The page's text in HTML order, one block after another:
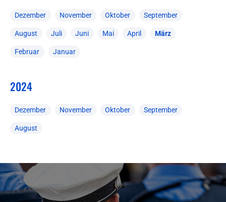
Dezember November Oktober September
August Juli Juni Mai April März
Februar Januar
2024
Dezember November Oktober September
August